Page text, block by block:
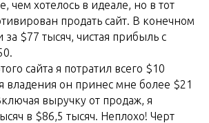
чем хотелось в идеале, но в тот
продать сайт. В конечном
за $77 тысяч, чистая прибыль с
сайта я потратил всего $10
владения он принес мне более $21
выручку от продаж, я
в $86,5 тысяч. Неплохо! Черт